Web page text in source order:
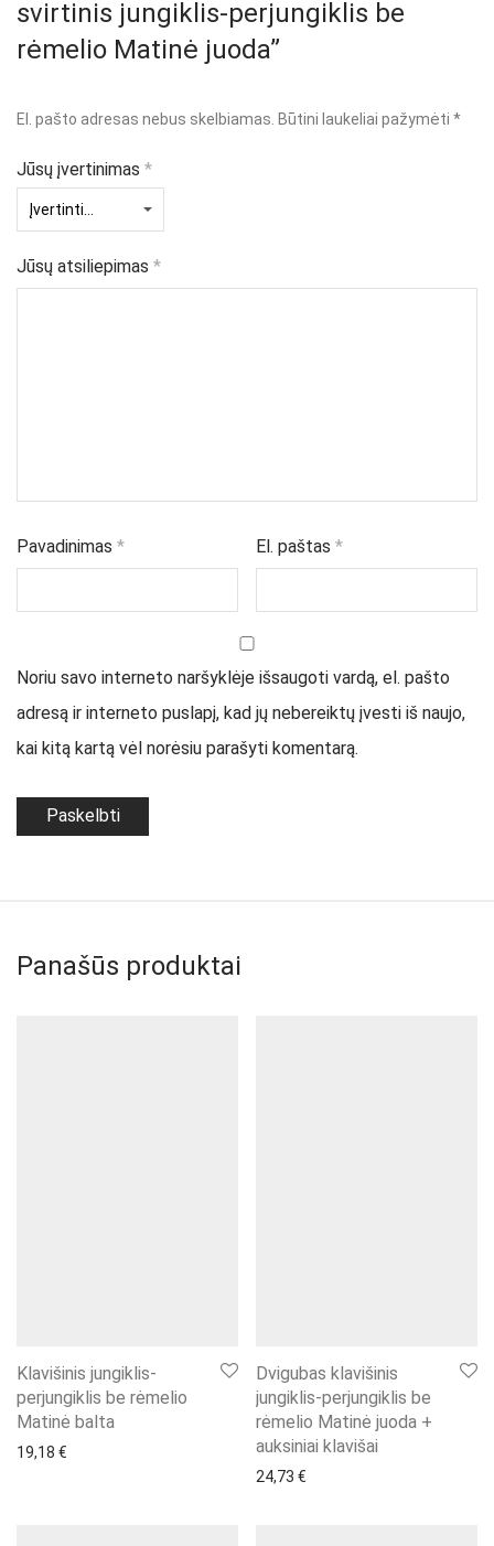
svirtinis jungiklis-perjungiklis be
rėmelio Matinė juoda”
El. pašto adresas nebus skelbiamas. Būtini laukeliai pažymėti *
Jūsų įvertinimas *
Jūsų atsiliepimas *
Pavadinimas * El. paštas*
Noriu savo interneto naršyklėje išsaugoti vardą, el. pašto
adresą ir interneto puslapį, kad jų nebereiktų įvesti iš naujo,
kai kitą kartą vėl norėsiu parašyti komentarą.
Panašūs produktai
Klavišinis jungiklis-
perjungiklis be rėmelio
Matinė balta
19,18 €
Dvigubas klavišinis
jungiklis-perjungiklis be
rėmelio Matinė juoda +
auksiniai klavišai
24,73 €